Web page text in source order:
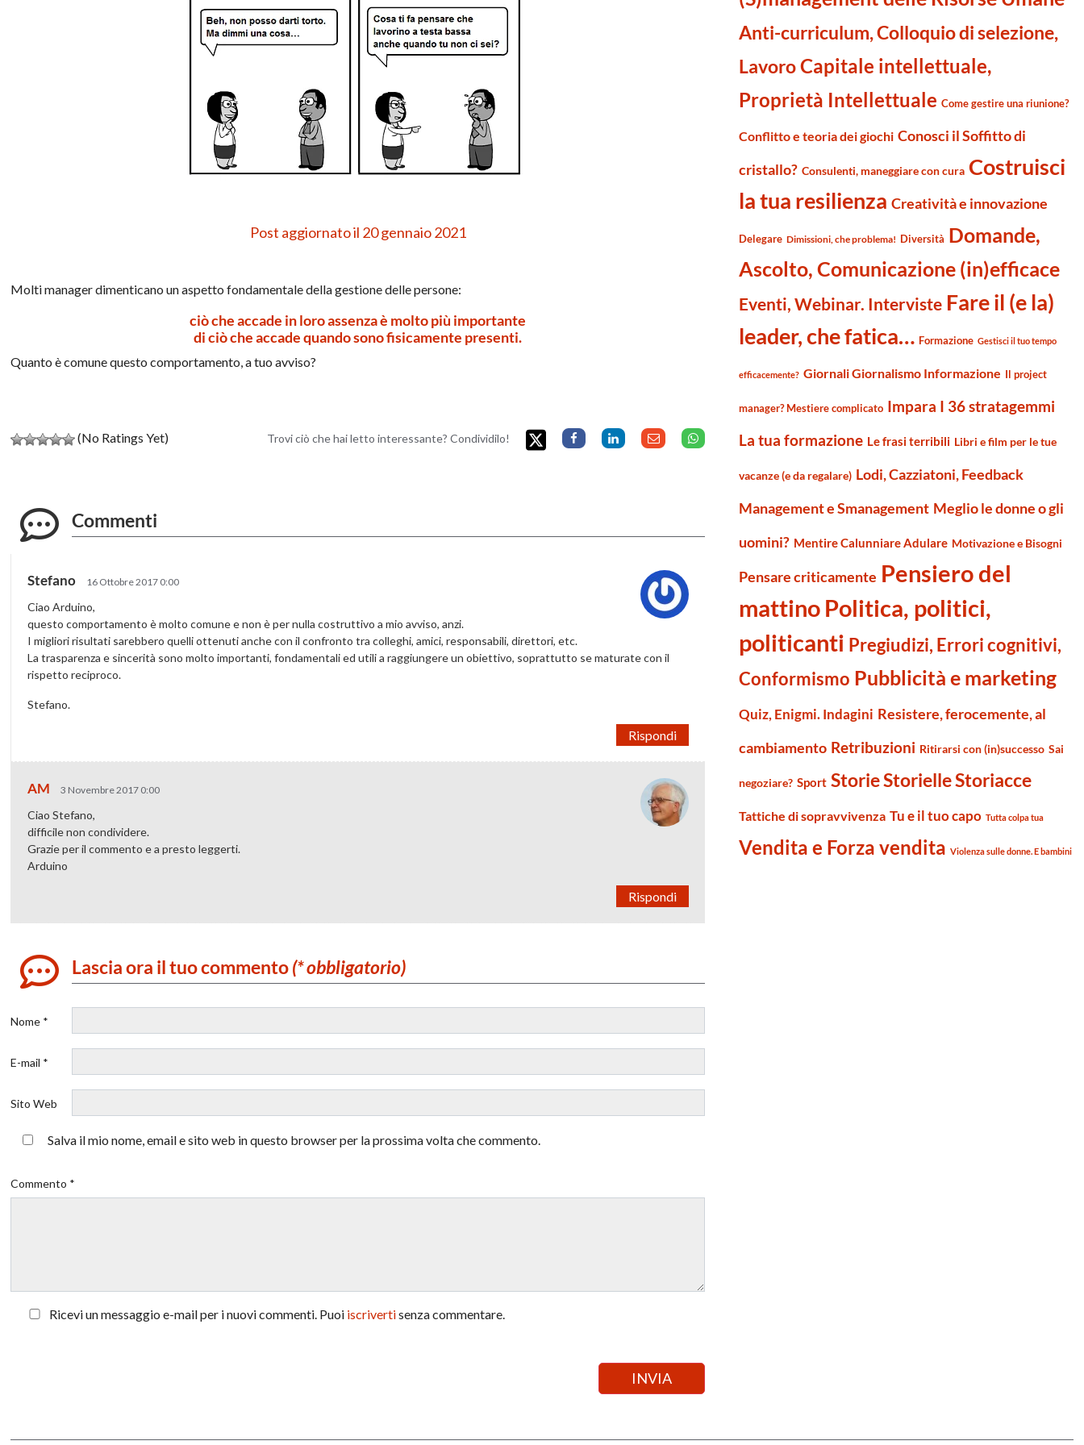
Post aggiornato il 20 gennaio 2021
Molti manager dimenticano un aspetto fondamentale della gestione delle persone:
ciò che accade in loro assenza è molto più importante
di ciò che accade quando sono fisicamente presenti.
Quanto è comune questo comportamento, a tuo avviso?
(No Ratings Yet) Trovi ciò che hai letto interessante? Condividilo!
Commenti
Stefano 16 Ottobre 2017 0:00
Ciao Arduino,
questo comportamento è molto comune e non è per nulla costruttivo a mio avviso, anzi.
I migliori risultati sarebbero quelli ottenuti anche con il confronto tra colleghi, amici, responsabili, direttori, etc.
La trasparenza e sincerità sono molto importanti, fondamentali ed utili a raggiungere un obiettivo, soprattutto se maturate con il
rispetto reciproco.
Stefano.
Rispondi
AM 3 Novembre 2017 0:00
Ciao Stefano,
difficile non condividere.
Grazie per il commento e a presto leggerti.
Arduino
Rispondi
Lascia ora il tuo commento(* obbligatorio)
Nome *
E-mail *
Sito Web
Salva il mio nome, email e sito web in questo browser per la prossima volta che commento.
Commento *
Ricevi un messaggio e-mail per i nuovi commenti. Puoi iscrivertisenza commentare.
Anti-curriculum, Colloquio di selezione,
LavoroCapitale intellettuale,
Proprietà Intellettuale Come gestire una riunione?
Conflitto e teoria dei giochi Conosci il Soffitto di
cristallo? Consulenti, maneggiare con cura Costruisci
la tua resilienza Creatività e innovazione
Delegare Dimissioni, che problema! Diversità Domande,
Ascolto, Comunicazione (in)efficace
Eventi, Webinar. Interviste Fare il (e la)
leader, che fatica… Formazione Gestisci il tuo tempo
efficacemente? Giornali Giornalismo Informazione Il project
manager? Mestiere complicato Impara I 36 stratagemmi
La tua formazione Le frasi terribili Libri e film per le tue
vacanze (e da regalare) Lodi, Cazziatoni, Feedback
Management e Smanagement Meglio le donne o gli
uomini? Mentire Calunniare Adulare Motivazione e Bisogni
Pensare criticamente Pensiero del
mattino Politica, politici,
politicanti Pregiudizi, Errori cognitivi,
Conformismo Pubblicità e marketing
Quiz, Enigmi. Indagini Resistere, ferocemente, al
cambiamento Retribuzioni Ritirarsi con (in)successo Sai
negoziare? Sport Storie Storielle Storiacce
Tattiche di sopravvivenza Tu e il tuo capo Tutta colpa tua
Vendita e Forza vendita Violenza sulle donne. E bambini